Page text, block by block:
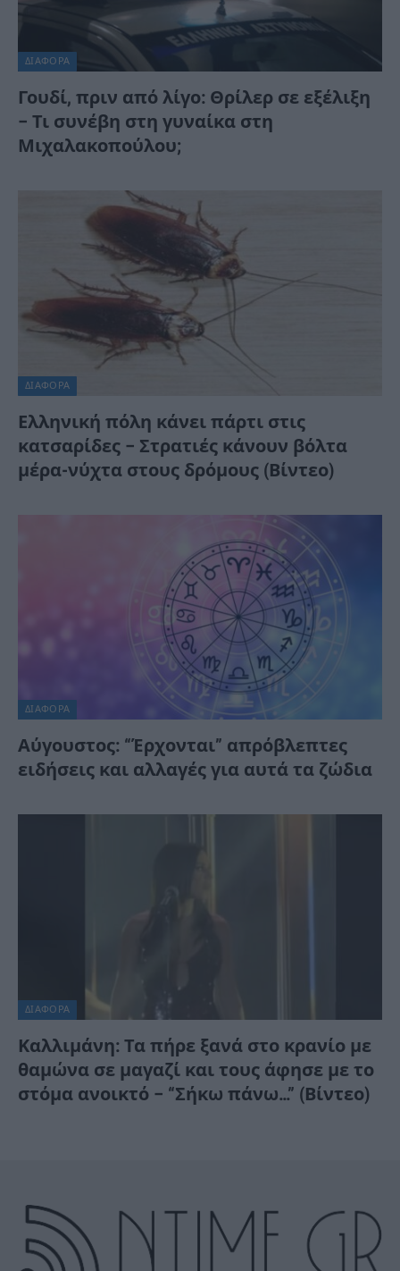
ΔΙΆΦΟΡΑ
Γουδί, πριν από λίγο: Θρίλερ σε εξέλιξη
– Τι συνέβη στη γυναίκα στη
Μιχαλακοπούλου;
ΔΙΆΦΟΡΑ
Ελληνική πόλη κάνει πάρτι στις
κατσαρίδες – Στρατιές κάνουν βόλτα
μέρα-νύχτα στους δρόμους (Βίντεο)
ΔΙΆΦΟΡΑ
Αύγουστος: “Έρχονται” απρόβλεπτες
ειδήσεις και αλλαγές για αυτά τα ζώδια
ΔΙΆΦΟΡΑ
Καλλιμάνη: Τα πήρε ξανά στο κρανίο με
θαμώνα σε μαγαζί και τους άφησε με το
στόμα ανοικτό – “Σήκω πάνω…” (Βίντεο)